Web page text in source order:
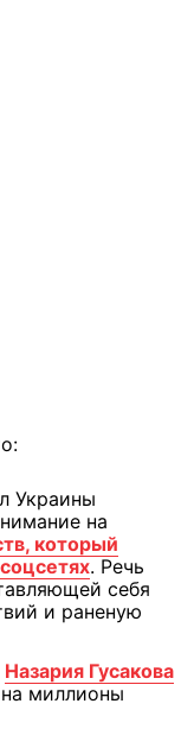
Украины
на
который
. Речь
себя
и раненую
Назария Гусакова
на миллионы